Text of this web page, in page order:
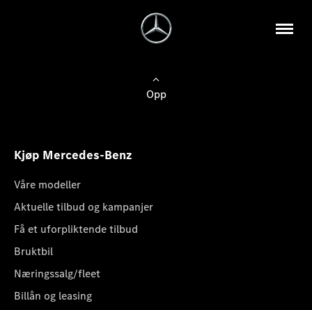
Opp
Kjøp Mercedes-Benz
Våre modeller
Aktuelle tilbud og kampanjer
Få et uforpliktende tilbud
Bruktbil
Næringssalg/fleet
Billån og leasing